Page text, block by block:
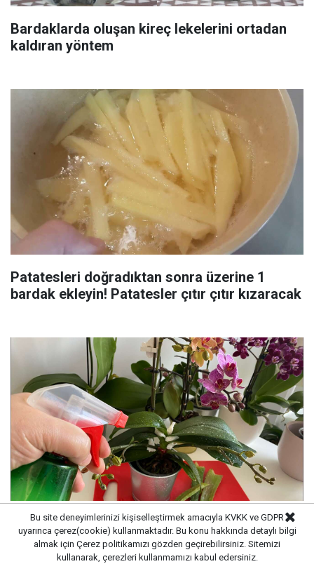
Bardaklarda oluşan kireç lekelerini ortadan
kaldıran yöntem
Patatesleri doğradıktan sonra üzerine 1
bardak ekleyin! Patatesler çıtır çıtır kızaracak
Yaz geldi çiçeklerinizi sularken dikkat edin:
Çiçekleri mahveden bilinmeyen hata...
Bu site deneyimlerinizi kişiselleştirmek amacıyla KVKK ve GDPR
uyarınca çerez(cookie) kullanmaktadır. Bu konu hakkında detaylı bilgi
almak için Çerez politikamızı gözden geçirebilirsiniz. Sitemizi
kullanarak, çerezleri kullanmamızı kabul edersiniz.